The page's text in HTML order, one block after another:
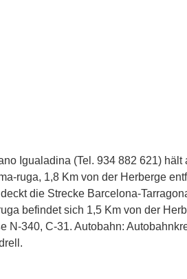
Igualadina (Tel. 934 882 621) hält
ruga, 1,8 Km von der Herberge
die Strecke Barcelona-
befindet sich 1,5 Km von der
N-340, C-31. Autobahn: